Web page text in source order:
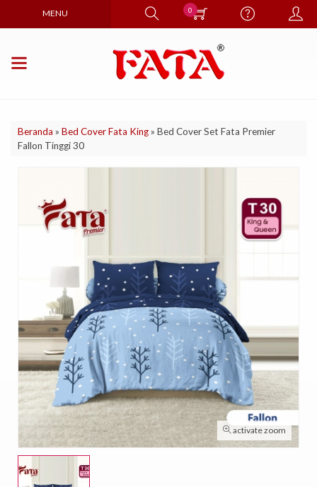
MENU 0
Beranda » Bed Cover Fata King» Bed Cover Set Fata Premier
Fallon Tinggi 30
activate zoom